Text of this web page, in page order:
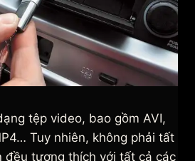
tệp video, bao gồm AVI,
Tuy nhiên, không phải tất
đều tương thích với tất cả các